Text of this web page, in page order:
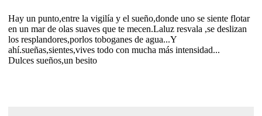
Hay un punto,entre la vigilía y el sueño,donde uno se siente flotar
en un mar de olas suaves que te mecen.Laluz resvala ,se deslizan
los resplandores,porlos toboganes de agua...Y
ahí.sueñas,sientes,vives todo con mucha más intensidad...
Dulces sueños,un besito